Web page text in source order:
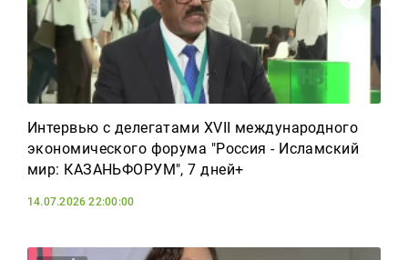
Интервью с делегатами XVII международного
экономического форума "Россия - Исламский
мир: КАЗАНЬФОРУМ", 7 дней+
14.07.2026 22:00:00